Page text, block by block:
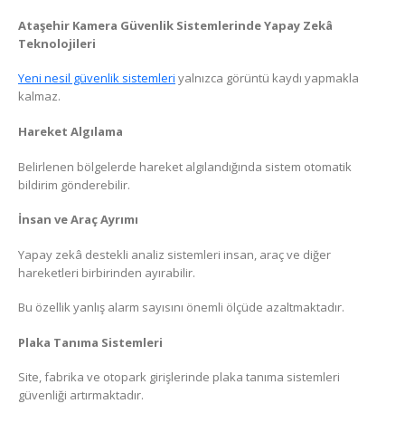
Ataşehir Kamera Güvenlik Sistemlerinde Yapay Zekâ
Teknolojileri
Yeni nesil güvenlik sistemleri yalnızca görüntü kaydı yapmakla
kalmaz.
Hareket Algılama
Belirlenen bölgelerde hareket algılandığında sistem otomatik
bildirim gönderebilir.
İnsan ve Araç Ayrımı
Yapay zekâ destekli analiz sistemleri insan, araç ve diğer
hareketleri birbirinden ayırabilir.
Bu özellik yanlış alarm sayısını önemli ölçüde azaltmaktadır.
Plaka Tanıma Sistemleri
Site, fabrika ve otopark girişlerinde plaka tanıma sistemleri
güvenliği artırmaktadır.